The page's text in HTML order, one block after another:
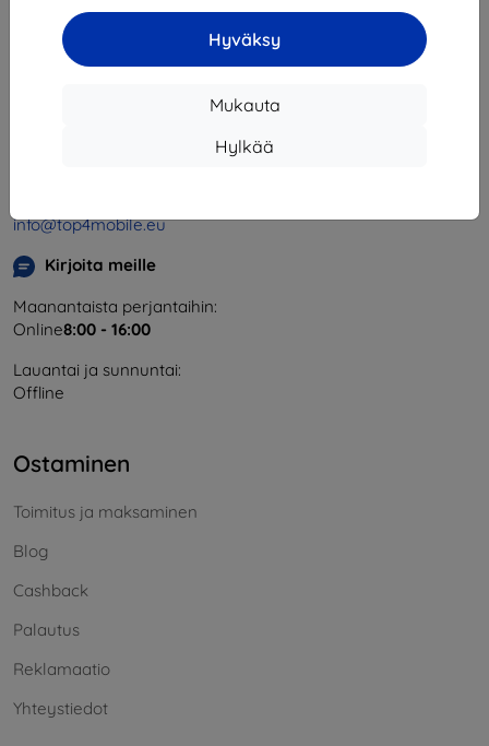
Hyväksy
Mukauta
Hylkää
Shield-SK s.r.o.
SK2023549671
info@top4mobile.eu
Kirjoita meille
Maanantaista perjantaihin:
Online8:00 - 16:00
Lauantai ja sunnuntai:
Offline
Ostaminen
Toimitus ja maksaminen
Blog
Cashback
Palautus
Reklamaatio
Yhteystiedot